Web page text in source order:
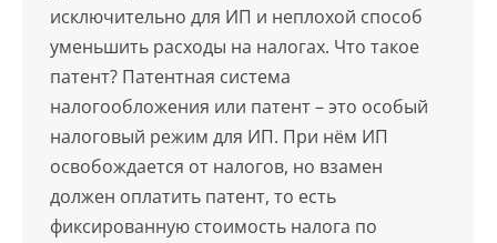
исключительно для ИП и неплохой способ
уменьшить расходы на налогах. Что такое
патент? Патентная система
налогообложения или патент – это особый
налоговый режим для ИП. При нём ИП
освобождается от налогов, но взамен
должен оплатить патент, то есть
фиксированную стоимость налога по